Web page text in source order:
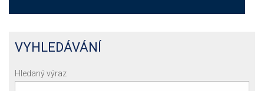
VYHLEDÁVÁNÍ
Hledaný výraz